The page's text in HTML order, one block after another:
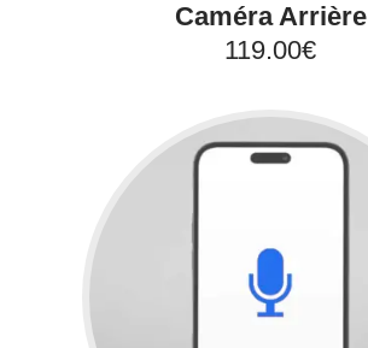
Caméra Arrière
119.00€